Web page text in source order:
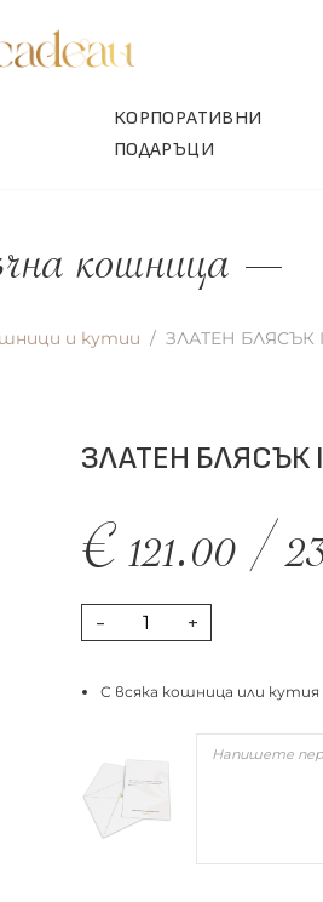
КОРПОРАТИВНИ
ПОДАРЪЦИ
ЗЛАТЕН БЛЯСЪК I
€121.00/
- +
С всяка кошница или
кошница
и кутии ЗЛАТЕН БЛЯСЪК I